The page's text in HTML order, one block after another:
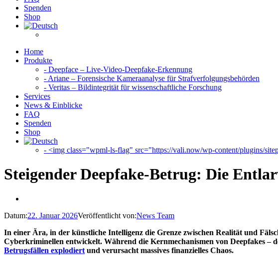
Spenden
Shop
Home
Produkte
- Deepface – Live-Video-Deepfake-Erkennung
- Ariane – Forensische Kameraanalyse für Strafverfolgungsbehörden
- Veritas – Bildintegrität für wissenschaftliche Forschung
Services
News & Einblicke
FAQ
Spenden
Shop
- <img class="wpml-ls-flag" src="https://vali.now/wp-content/plugins/
Steigender Deepfake-Betrug: Die
Datum:22. Januar 2026Veröffentlicht von:News Team
In einer Ära, in der künstliche Intelligenz die Grenze zwischen Realität und
Cyberkriminellen entwickelt. Während die Kernmechanismen von Deepfakes
Betrugsfällen explodiert und verursacht massives finanzielles Chaos.